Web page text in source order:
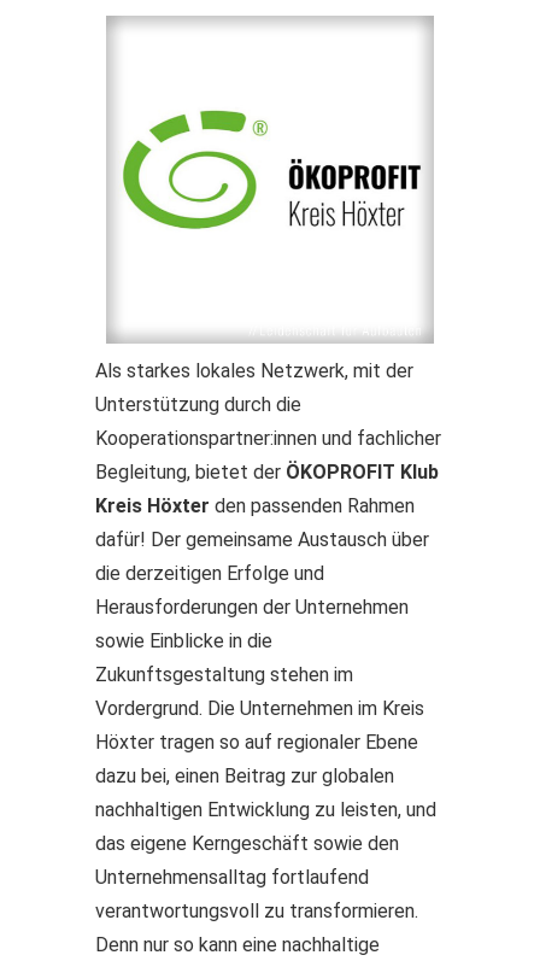
Als starkes lokales Netzwerk, mit der
Unterstützung durch die
Kooperationspartner:innen und fachlicher
Begleitung, bietet der ÖKOPROFIT Klub
Kreis Höxter den passenden Rahmen
dafür! Der gemeinsame Austausch über
die derzeitigen Erfolge und
Herausforderungen der Unternehmen
sowie Einblicke in die
Zukunftsgestaltung stehen im
Vordergrund. Die Unternehmen im Kreis
Höxter tragen so auf regionaler Ebene
dazu bei, einen Beitrag zur globalen
nachhaltigen Entwicklung zu leisten, und
das eigene Kerngeschäft sowie den
Unternehmensalltag fortlaufend
verantwortungsvoll zu transformieren.
Denn nur so kann eine nachhaltige